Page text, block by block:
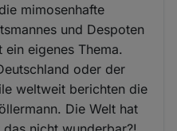
mimosenhafte
und Despoten
eigenes Thema.
oder der
weltweit berichten die
Die Welt hat